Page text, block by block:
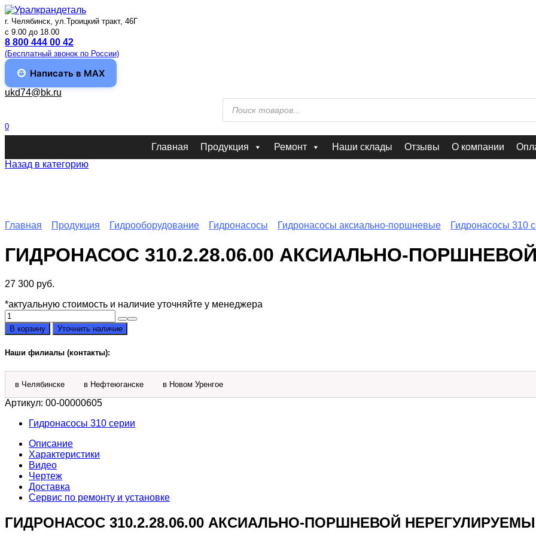
Перейти
к
содержанию
г. Челябинск, ул.Троицкий тракт, 46Г
c 9.00 до 18.00
8 800 444 00 42
(Бесплатный звонок по России)
Написать в MAX
ukd74@bk.ru
Поиск
товаров
0
Главная Продукция Ремонт Наши склады Отзывы О компании
Назад в категорию
Главная Продукция Гидрооборудование Гидронасосы Гидронасосы аксиально-поршневые Гидронасосы 310
ГИДРОНАСОС 310.2.28.06.00 АКСИАЛЬНО-
27 300 руб.
*актуальную стоимость и наличие уточняйте у менеджера
Количество
товара
Гидронасос
310.2.28.06.00
аксиально-
поршневой
нерегулируемый
В корзину Уточнить наличие
Наши филиалы (контакты):
в Челябинске в Нефтеюганске в Новом Уренгое
Артикул: 00-00000605
Гидронасосы 310 серии
Описание
Характеристики
Видео
Чертеж
Доставка
Сервис по ремонту и установке
ГИДРОНАСОС 310.2.28.06.00 АКСИАЛЬНО-ПОРШНЕВОЙ